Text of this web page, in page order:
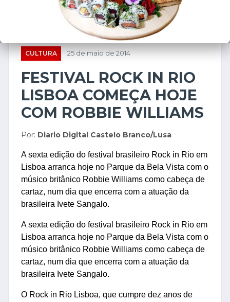
CULTURA 25 de maio de 2014
FESTIVAL ROCK IN RIO
LISBOA COMEÇA HOJE
COM ROBBIE WILLIAMS
Por: Diario Digital Castelo Branco/Lusa
A sexta edição do festival brasileiro Rock in Rio em
Lisboa arranca hoje no Parque da Bela Vista com o
músico britânico Robbie Williams como cabeça de
cartaz, num dia que encerra com a atuação da
brasileira Ivete Sangalo.
A sexta edição do festival brasileiro Rock in Rio em
Lisboa arranca hoje no Parque da Bela Vista com o
músico britânico Robbie Williams como cabeça de
cartaz, num dia que encerra com a atuação da
brasileira Ivete Sangalo.
O Rock in Rio Lisboa, que cumpre dez anos de